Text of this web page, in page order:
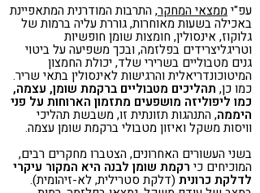
עפ"יממצאי המחקר, התרבות המודרנית המתאפיינת
באכילה בשעות מאוחרות, גוררת עליה ברמות של
גלוקוז, אינסולין, חומצות שומן חופשיות
וטריגליצרידים בפלזמה, ובכך משפיעה על ביטוי
גנים מטבוליים בשרירי שלד, יכולת החמצון
המיטוכונדריאלית והרגישות לאינסולין בתאי שריר.
כמו כן, תהליכים מטבוליים ברקמת שומן, עצמה,
כמו ליפוליזה מושפעים מתזמון הארוחות על פני
היממה, התנהגות תזונתית זו, משבשת תהליכי
וויסות משקל ואיזון מטבולי ברקמת שומן עצמה.
בשני העשורים האחרונים, הצטברו מחקרים רבים,
המוכיחים כי רקמת שומן לבנה היא המקור עיקרי
לדלקת כרונית (דלקת סטרילית, לא-זיהומית).